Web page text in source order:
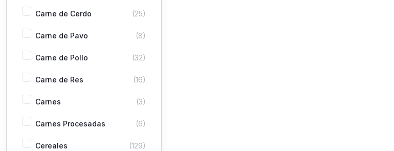
Carne de Cerdo (25)
Carne de Pavo (8)
Carne de Pollo (32)
Carne de Res (16)
Carnes (3)
Carnes Procesadas (6)
Cereales (129)